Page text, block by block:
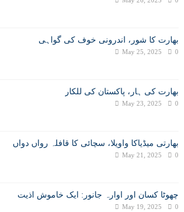
بھارت کا شور، اندرونی خوف کی گواہی
May 25, 2025 0
بھارت کی ہار، پاکستان کی للکار
May 23, 2025 0
بھارتی میڈیاکا واویلا، سچائی کا قافلہ رواں دواں
May 21, 2025 0
چھوٹا کسان اور اوارہ جانور: ایک خاموش اذیت
May 19, 2025 0